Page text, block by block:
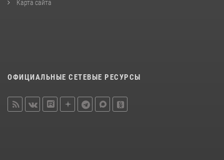
Карта сайта
ОФИЦИАЛЬНЫЕ СЕТЕВЫЕ РЕСУРСЫ